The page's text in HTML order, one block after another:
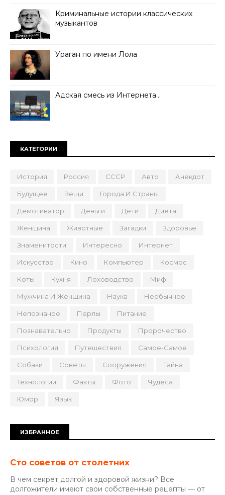
Криминальные истории классических
музыкантов
Ураган по имени Лола
Адская смесь из Интернета…
КАТЕГОРИИ
История Россия СССР Авто Анекдот
Будущее Вещи Города И Страны
Демотиватор Деньги Дети Диета
Женщина Животные Загадки Здоровье
Знаменитости Интересно Интернет
Искусство Кино Компьютер Космос
Коты Кухня Лоховодство Миф
Мужчина И Женщина Наука Необычное
Непознаное Перлы Питание
Познавательно Продукты Пророчество
Психология Путешествия Самое-Самое
Собаки Советы Сооружения Тайна
Технологии Факты Фото Чудеса
Юмор Язык
ИЗБРАННОЕ
Сто советов от столетних
В чем секрет долгой и здоровой жизни? Все
долгожители имеют свои собственные рецепты — от